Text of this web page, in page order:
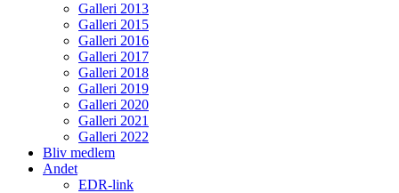
Galleri 2013
Galleri 2015
Galleri 2016
Galleri 2017
Galleri 2018
Galleri 2019
Galleri 2020
Galleri 2021
Galleri 2022
Bliv medlem
Andet
EDR-link